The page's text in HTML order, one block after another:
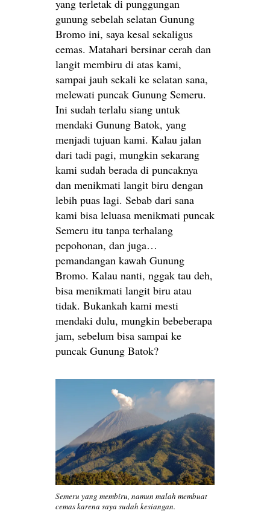
yang terletak di punggungan
gunung sebelah selatan Gunung
Bromo ini, saya kesal sekaligus
cemas. Matahari bersinar cerah dan
langit membiru di atas kami,
sampai jauh sekali ke selatan sana,
melewati puncak Gunung Semeru.
Ini sudah terlalu siang untuk
mendaki Gunung Batok, yang
menjadi tujuan kami. Kalau jalan
dari tadi pagi, mungkin sekarang
kami sudah berada di puncaknya
dan menikmati langit biru dengan
lebih puas lagi. Sebab dari sana
kami bisa leluasa menikmati puncak
Semeru itu tanpa terhalang
pepohonan, dan juga…
pemandangan kawah Gunung
Bromo. Kalau nanti, nggak tau deh,
bisa menikmati langit biru atau
tidak. Bukankah kami mesti
mendaki dulu, mungkin bebeberapa
jam, sebelum bisa sampai ke
puncak Gunung Batok?
Semeru yang membiru, namun malah membuat
cemas karena saya sudah kesiangan.